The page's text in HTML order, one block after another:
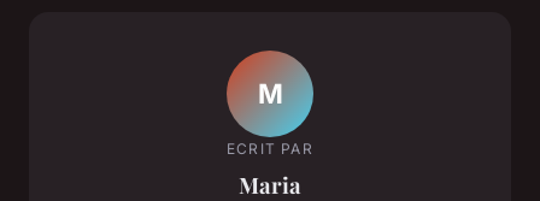
M
ECRIT PAR
Maria